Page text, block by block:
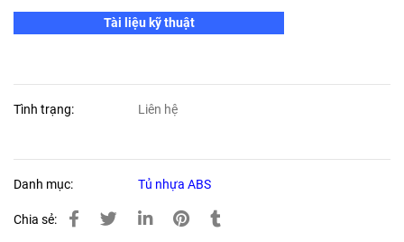
Tài liệu kỹ thuật
Tình trạng: Liên hệ
Danh mục: Tủ nhựa ABS
Chia sẻ: